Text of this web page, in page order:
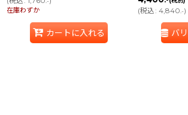
在庫わずか
カートに入れる
(税込: 4,840.-)
バ